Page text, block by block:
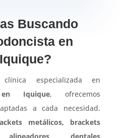
Buscando
en
Iquique?
especializada en
Iquique, ofrecemos
a cada necesidad.
metálicos, brackets